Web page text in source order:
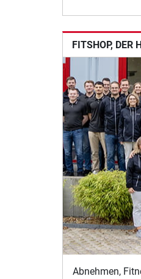
FITSHOP, DER
Abnehmen,